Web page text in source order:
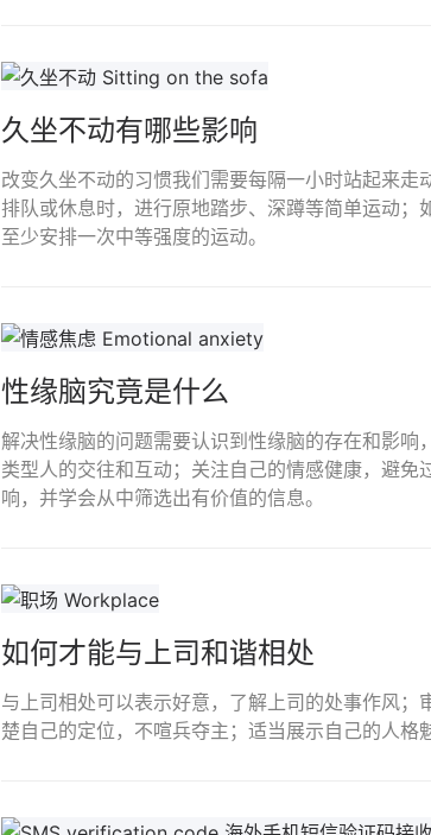
久坐不动有哪些影响
改变久坐不动的习惯我们需要每隔一小时站起来走
排队或休息时，进行原地踏步、深蹲等简单运动
至少安排一次中等强度的运动。
性缘脑究竟是什么
解决性缘脑的问题需要认识到性缘脑的存在和影
类型人的交往和互动；关注自己的情感健康，避
响，并学会从中筛选出有价值的信息。
如何才能与上司和谐相处
与上司相处可以表示好意，了解上司的处事作风
楚自己的定位，不喧兵夺主；适当展示自己的人格